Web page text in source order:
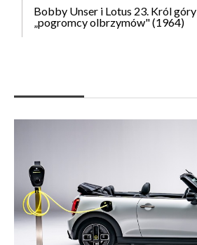
Bobby Unser i Lotus 23. Król
„pogromcy olbrzymów" (1964)